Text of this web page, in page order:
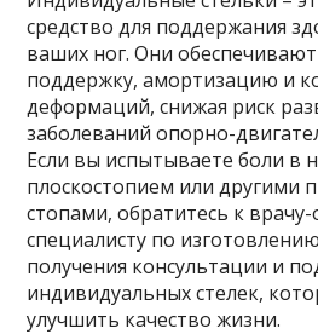
средство для поддержания
ваших ног. Они
поддержку, амортизацию и
деформаций, снижая риск
заболеваний опорно-
Если вы испытываете боли в
плоскостопием или другими
стопами, обратитесь к
специалисту по
получения консультации и
индивидуальных стелек,
улучшить качество жизни.